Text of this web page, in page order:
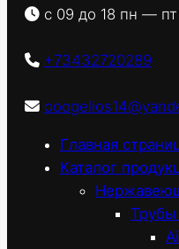
с 09 до 18 пн — пт
+73432720289
Главная
Каталог